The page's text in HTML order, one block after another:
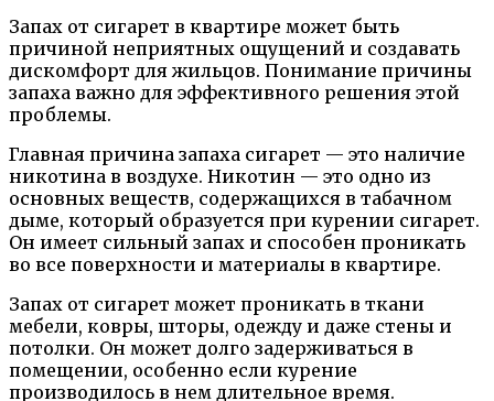
Запах от сигарет в квартире может быть
причиной неприятных ощущений и создавать
дискомфорт для жильцов. Понимание причины
запаха важно для эффективного решения этой
проблемы.
Главная причина запаха сигарет — это наличие
никотина в воздухе. Никотин — это одно из
основных веществ, содержащихся в табачном
дыме, который образуется при курении сигарет.
Он имеет сильный запах и способен проникать
во все поверхности и материалы в квартире.
Запах от сигарет может проникать в ткани
мебели, ковры, шторы, одежду и даже стены и
потолки. Он может долго задерживаться в
помещении, особенно если курение
производилось в нем длительное время.